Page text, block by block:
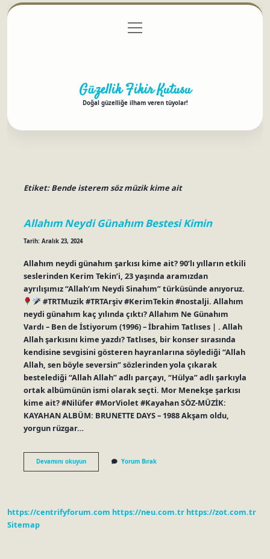
Gizlilik Politikası
menüyü
aç
Güzellik Fikir Kutusu
Doğal güzelliğe ilham veren tüyolar!
Etiket:Bende isterem söz müzik kime ait
Allahım Neydi Günahım Bestesi Kimin
Tarih: Aralık 23, 2024
Allahım neydi günahım şarkısı kime ait? 90’lı yılların etkili
seslerinden Kerim Tekin’i, 23 yaşında aramızdan
ayrılışımız “Allah’ım Neydi Sinahım” türküsünde anıyoruz.
#TRTMuzik #TRTArşiv #KerimTekin #nostalji. Allahım
neydi günahım kaç yılında çıktı? Allahım Ne Günahım
Vardı – Ben de İstiyorum (1996) – İbrahim Tatlıses | . Allah
Allah şarkısını kime yazdı? Tatlıses, bir konser sırasında
kendisine sevgisini gösteren hayranlarına söylediği “Allah
Allah, sen böyle seversin” sözlerinden yola çıkarak
bestelediği “Allah Allah” adlı parçayı, “Hülya” adlı şarkıyla
ortak albümünün ismi olarak seçti. Mor Menekşe şarkısı
kime ait? #Nilüfer #MorViolet #Kayahan SÖZ-MÜZİK:
KAYAHAN ALBÜM: BRUNETTE DAYS – 1988 Akşam oldu,
yorgun rüzgar…
Devamını okuyunAllahım
Neydi
Yorum Bırak
https://centrifyforum.com https://neu.com.tr https://zot.com.tr
Sitemap